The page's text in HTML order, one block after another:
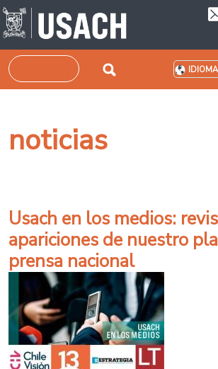
Pasar al contenido principal
Buscar
noticias
Usach en los medios:
apariciones de nuestro
prensa nacional